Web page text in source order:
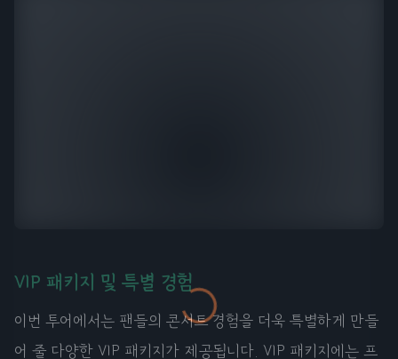
VIP 패키지 및 특별 경험
이번 투어에서는 팬들의 콘서트 경험을 더욱 특별하게 만들
어 줄 다양한 VIP 패키지가 제공됩니다. VIP 패키지에는 프